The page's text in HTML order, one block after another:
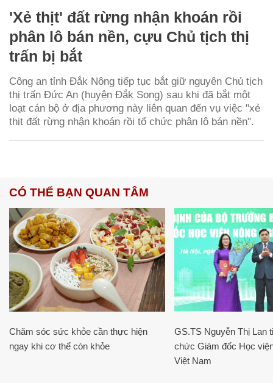
'Xẻ thịt' đất rừng nhận khoán rồi
phân lô bán nền, cựu Chủ tịch thị
trấn bị bắt
Công an tỉnh Đắk Nông tiếp tục bắt giữ nguyên Chủ tịch
thị trấn Đức An (huyện Đắk Song) sau khi đã bắt một
loạt cán bộ ở địa phương này liên quan đến vụ việc "xẻ
thịt đất rừng nhận khoán rồi tổ chức phân lô bán nền".
CÓ THỂ BẠN QUAN TÂM
Chăm sóc sức khỏe cần thực hiện
ngay khi cơ thể còn khỏe
GS.TS Nguyễn Thị Lan
chức Giám đốc Học
Việt Nam